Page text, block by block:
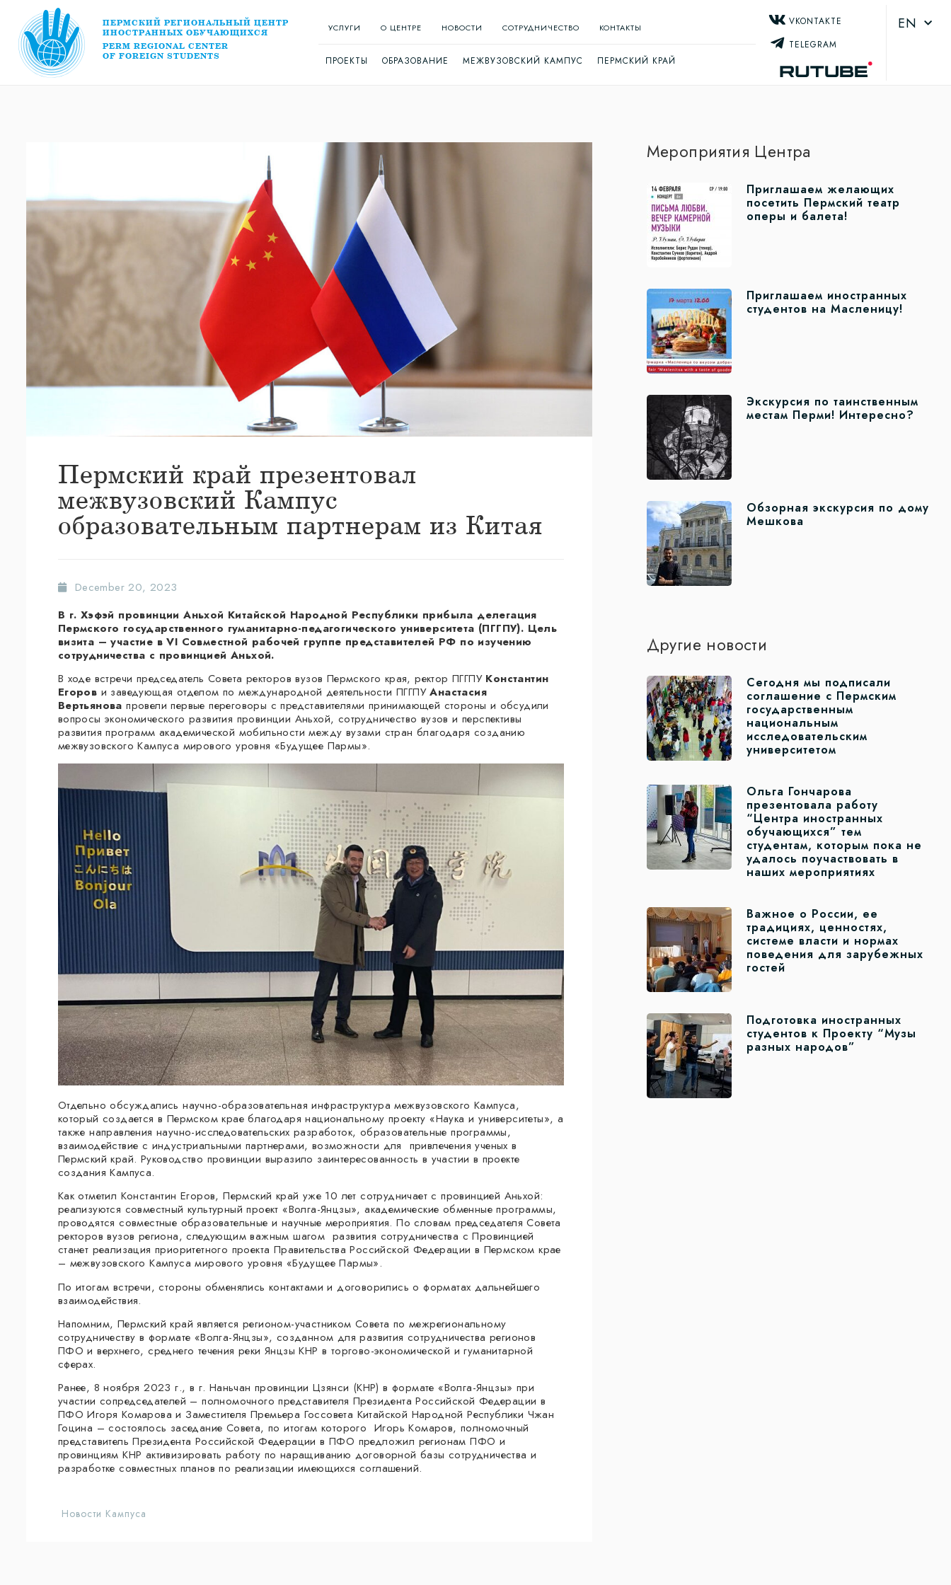
ПЕРМСКИЙ РЕГИОНАЛЬНЫЙ ЦЕНТР
ИНОСТРАННЫХ ОБУЧАЮЩИХСЯ
PERM REGIONAL CENTER
OF FOREIGN STUDENTS
УСЛУГИ О ЦЕНТРЕ НОВОСТИ СОТРУДНИЧЕСТВО КОНТАКТЫ
ПРОЕКТЫ ОБРАЗОВАНИЕ МЕЖВУЗОВСКИЙ КАМПУС ПЕРМСКИЙ КРАЙ
VKONTAKTE
TELEGRAM
EN
Пермский край презентовал
межвузовский Кампус
образовательным партнерам из Китая
December 20, 2023
В г. Хэфэй провинции Аньхой Китайской Народной Республики прибыла делегация
Пермского государственного гуманитарно-педагогического университета (ПГГПУ). Цель
визита – участие в VI Совместной рабочей группе представителей РФ по изучению
сотрудничества с провинцией Аньхой.
В ходе встречи председатель Совета ректоров вузов Пермского края, ректор ПГГПУ Константин
Егоров и заведующая отделом по международной деятельности ПГГПУАнастасия
Вертьянова провели первые переговоры с представителями принимающей стороны и обсудили
вопросы экономического развития провинции Аньхой, сотрудничество вузов и перспективы
развития программ академической мобильности между вузами стран благодаря созданию
межвузовского Кампуса мирового уровня «Будущее Пармы».
Отдельно обсуждались научно-образовательная инфраструктура межвузовского Кампуса,
который создается в Пермском крае благодаря национальному проекту «Наука и университеты», а
также направления научно-исследовательских разработок, образовательные программы,
взаимодействие с индустриальными партнерами, возможности для привлечения ученых в
Пермский край. Руководство провинции выразило заинтересованность в участии в проекте
создания Кампуса.
Как отметил Константин Егоров, Пермский край уже 10 лет сотрудничает с провинцией Аньхой:
реализуются совместный культурный проект «Волга-Янцзы», академические обменные программы,
проводятся совместные образовательные и научные мероприятия. По словам председателя Совета
ректоров вузов региона, следующим важным шагом развития сотрудничества с Провинцией
станет реализация приоритетного проекта Правительства Российской Федерации в Пермском крае
– межвузовского Кампуса мирового уровня «Будущее Пармы».
По итогам встречи, стороны обменялись контактами и договорились о форматах дальнейшего
взаимодействия.
Напомним, Пермский край является регионом-участником Совета по межрегиональному
сотрудничеству в формате «Волга-Янцзы», созданном для развития сотрудничества регионов
ПФО и верхнего, среднего течения реки Янцзы КНР в торгово-экономической и гуманитарной
сферах.
Ранее, 8 ноября 2023 г., в г. Наньчан провинции Цзянси (КНР) в формате «Волга-Янцзы» при
участии сопредседателей – полномочного представителя Президента Российской Федерации в
ПФО Игоря Комарова и Заместителя Премьера Госсовета Китайской Народной Республики Чжан
Гоцина – состоялось заседание Совета, по итогам которого Игорь Комаров, полномочный
представитель Президента Российской Федерации в ПФО предложил регионам ПФО и
провинциям КНР активизировать работу по наращиванию договорной базы сотрудничества и
разработке совместных планов по реализации имеющихся соглашений.
Новости Кампуса
Мероприятия Центра
Приглашаем желающих
посетить Пермский театр
оперы и балета!
Приглашаем иностранных
студентов на Масленицу!
Экскурсия по таинственным
местам Перми! Интересно?
Обзорная экскурсия по дому
Мешкова
Другие новости
Сегодня мы подписали
соглашение с Пермским
государственным
национальным
исследовательским
университетом
Ольга Гончарова
презентовала работу
“Центра иностранных
обучающихся” тем
студентам, которым пока не
удалось поучаствовать в
наших мероприятиях
Важное о России, ее
традициях, ценностях,
системе власти и нормах
поведения для зарубежных
гостей
Подготовка иностранных
студентов к Проекту “Музы
разных народов”